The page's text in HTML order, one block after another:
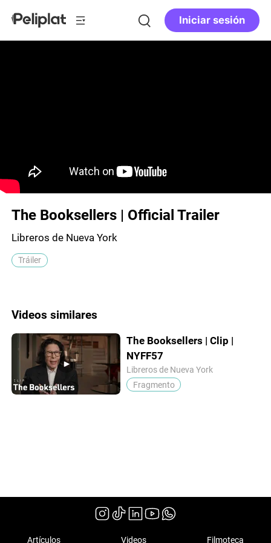
Iniciar sesión
The Booksellers | Official Trailer
Libreros de Nueva York
Tráiler
Videos similares
The Booksellers | Clip |
NYFF57
Libreros de Nueva York
Fragmento
Artículos Videos Filmoteca